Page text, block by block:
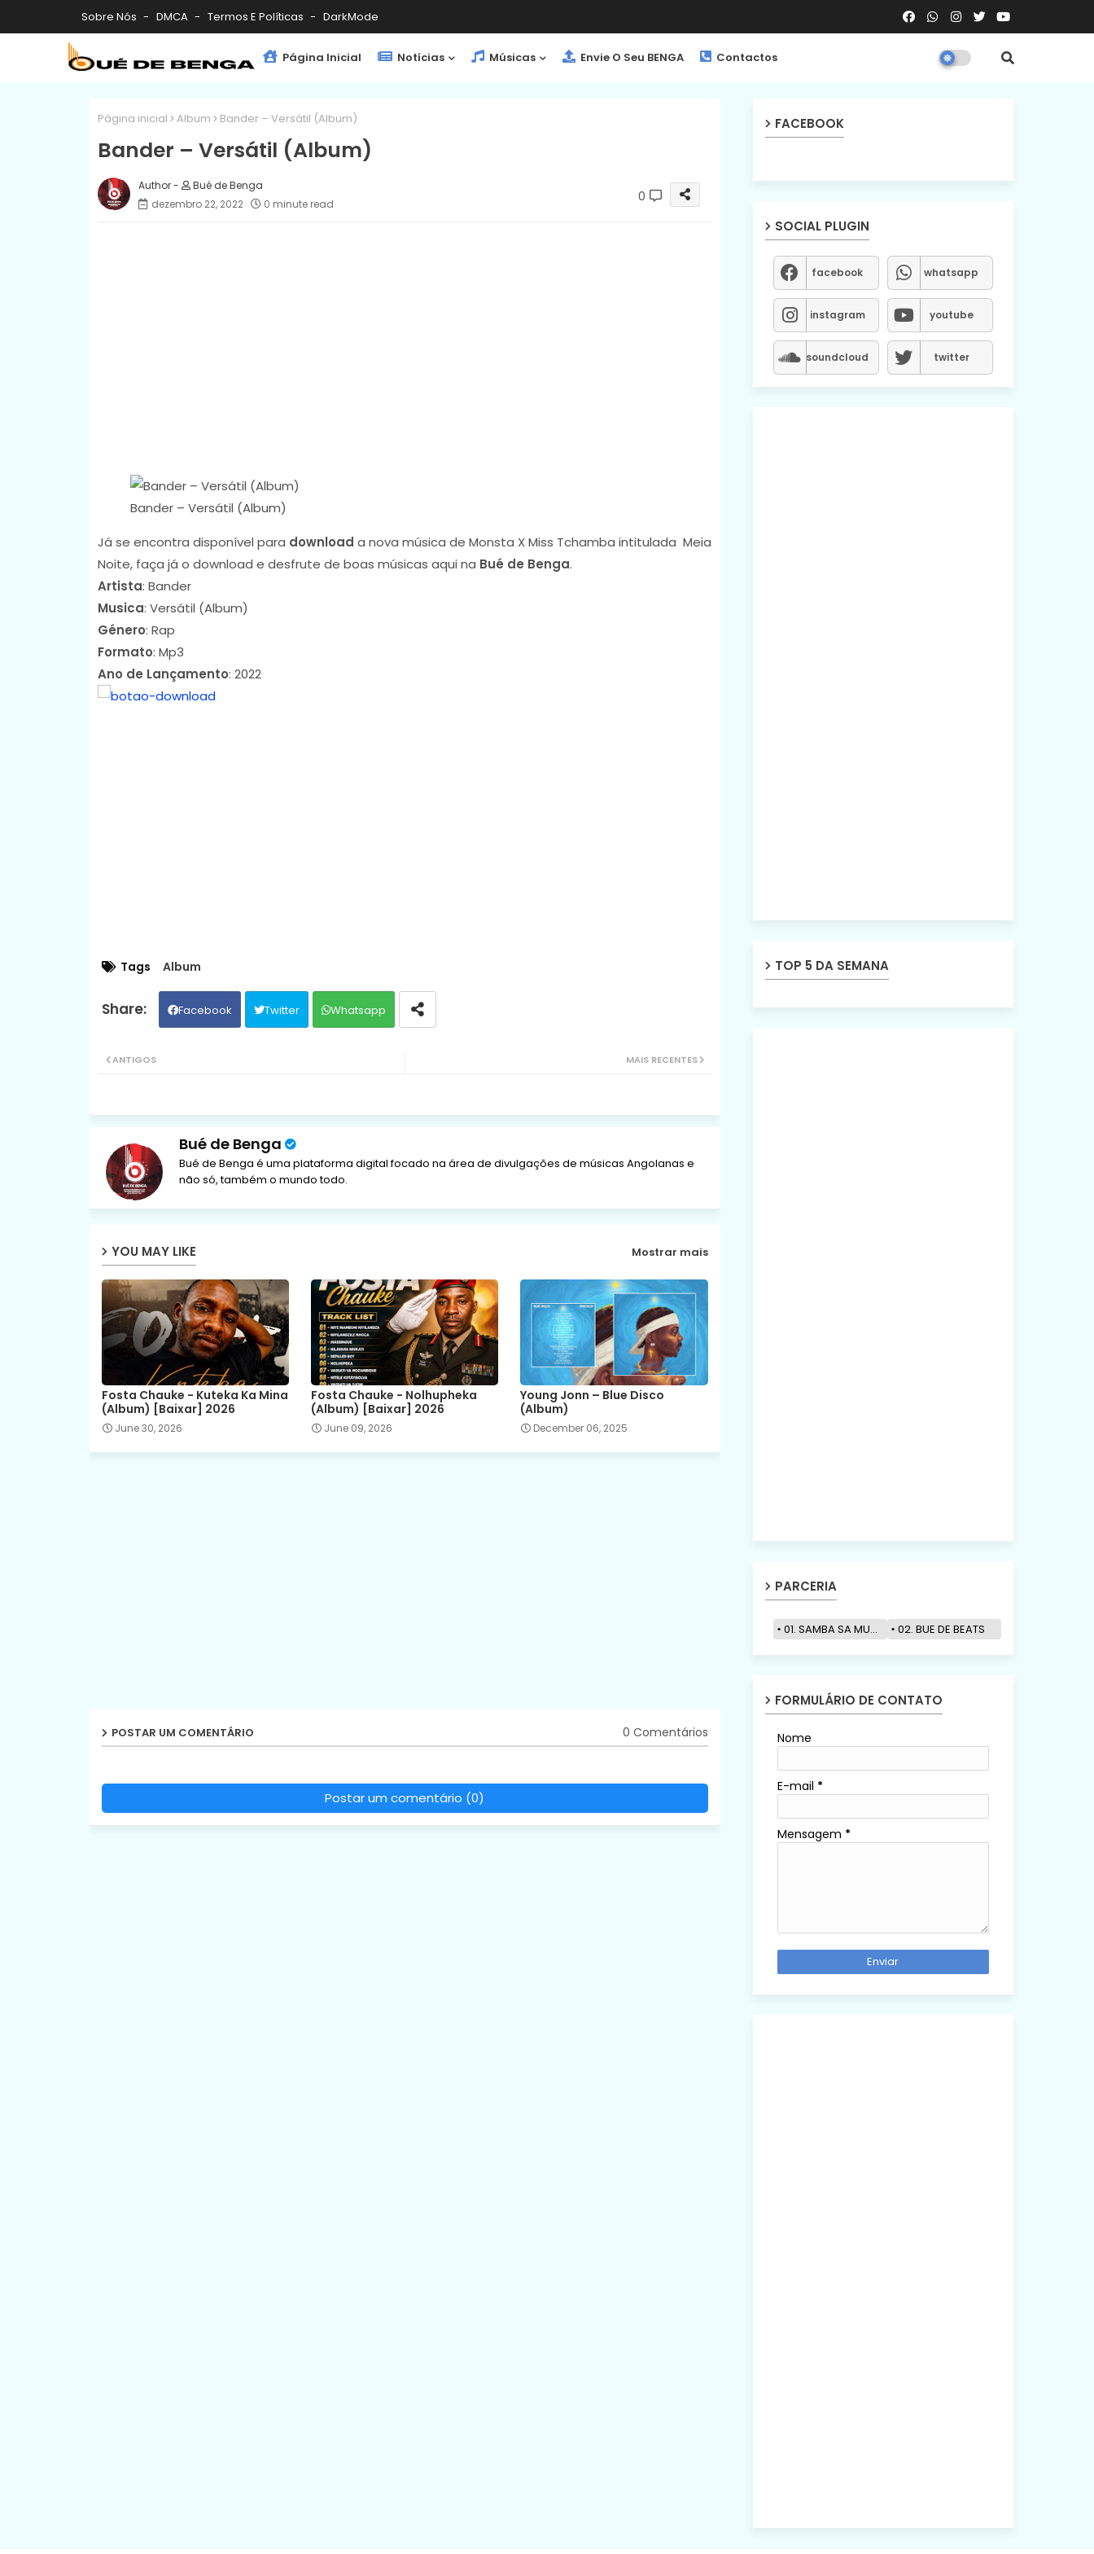
Sobre Nós DMCA Termos E Políticas DarkMode
Página Inicial Notícias Músicas Envie O Seu BENGA Contactos
Página inicial Album Bander – Versátil (Album)
Bander – Versátil (Album)
Bué de Benga
dezembro 22, 2022
0 minute read 0
Bander – Versátil (Album)
Já se encontra disponível para download a nova música de Monsta X Miss Tchamba intitulada Meia
Noite, faça já o download e desfrute de boas músicas aqui na Bué de Benga.
Artista: Bander
Musica: Versátil (Album)
Género: Rap
Formato: Mp3
Ano de Lançamento: 2022
Tags Album
Facebook Twitter Whatsapp
MAIS RECENTES
ANTIGOS
Bué de Benga
Bué de Benga é uma plataforma digital focado na área de divulgações de músicas Angolanas e
não só, também o mundo todo.
YOU MAY LIKE Mostrar mais
Fosta Chauke - Kuteka Ka Mina
(Album) [Baixar] 2026
June 30, 2026
Fosta Chauke - Nolhupheka
(Album) [Baixar] 2026
June 09, 2026
Young Jonn – Blue Disco
(Album)
December 06, 2025
POSTAR UM COMENTÁRIO 0 Comentários
Postar um comentário (0)
FACEBOOK
SOCIAL PLUGIN
facebook whatsapp
instagram youtube
soundcloud twitter
TOP 5 DA SEMANA
PARCERIA
01. SAMBA SA MUZIK 02. BUE DE BEATS
FORMULÁRIO DE CONTATO
Nome
E-mail *
Mensagem *